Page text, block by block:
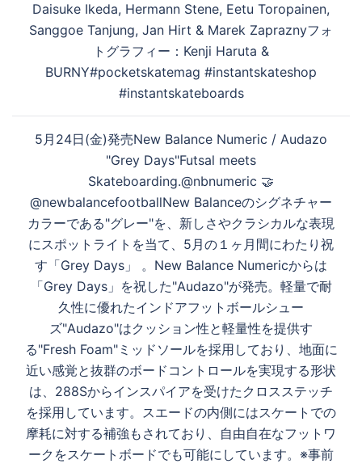
シ
Daisuke Ikeda, Hermann Stene, Eetu Toropainen,
Sanggoe Tanjung, Jan Hirt & Marek Zapraznyフォ
トグラフィー：Kenji Haruta &
BURNY#pocketskatemag #instantskateshop
#instantskateboards
5月24日(金)発売New Balance Numeric / Audazo
"Grey Days"Futsal meets
Skateboarding.⁠@nbnumeric 🤝
@newbalancefootballNew Balanceのシグネチャー
カラーである"グレー"を、新しさやクラシカルな表現
にスポットライトを当て、5月の１ヶ月間にわたり祝
す「Grey Days」 。New Balance Numericからは
「Grey Days」を祝した"Audazo"が発売。軽量で耐
久性に優れたインドアフットボールシュー
ズ"Audazo"はクッション性と軽量性を提供す
る"Fresh Foam"ミッドソールを採用しており、地面に
近い感覚と抜群のボードコントロールを実現する形状
は、288Sからインスパイアを受けたクロスステッチ
を採用しています。スエードの内側にはスケートでの
摩耗に対する補強もされており、自由自在なフットワ
ークをスケートボードでも可能にしています。※事前